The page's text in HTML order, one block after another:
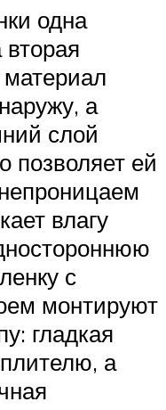
одна
а
слой
позволяет ей
влагу
с
монтируют
гладкая
а